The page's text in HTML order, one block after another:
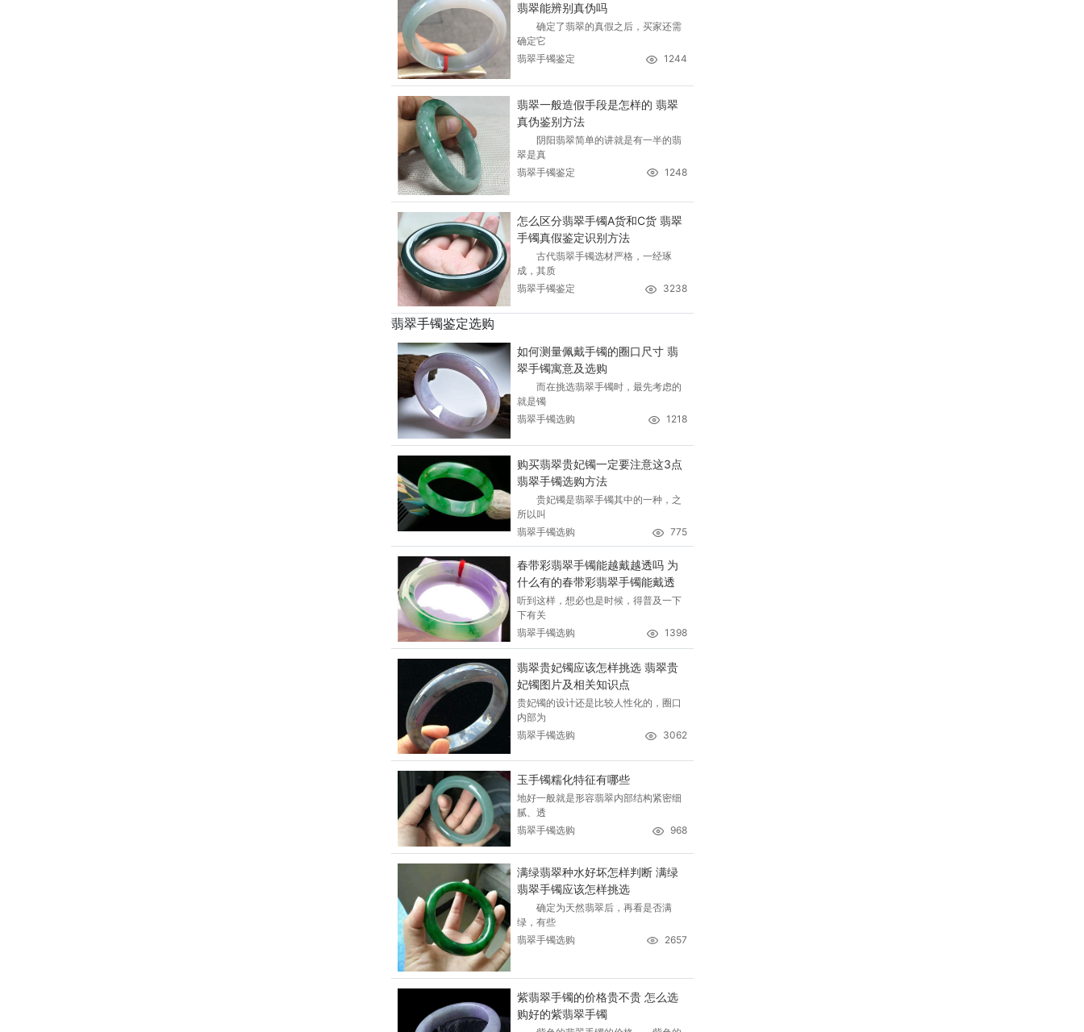
翡翠能辨别真伪吗
确定了翡翠的真假之后，买家还需
确定它
翡翠手镯鉴定
1244
翡翠一般造假手段是怎样的 翡翠
真伪鉴别方法
阴阳翡翠简单的讲就是有一半的翡
翠是真
翡翠手镯鉴定
1248
怎么区分翡翠手镯A货和C货 翡翠
手镯真假鉴定识别方法
古代翡翠手镯选材严格，一经琢
成，其质
翡翠手镯鉴定
3238
翡翠手镯鉴定选购
如何测量佩戴手镯的圈口尺寸 翡
翠手镯寓意及选购
而在挑选翡翠手镯时，最先考虑的
就是镯
翡翠手镯选购
1218
购买翡翠贵妃镯一定要注意这3点
翡翠手镯选购方法
贵妃镯是翡翠手镯其中的一种，之
所以叫
翡翠手镯选购
775
春带彩翡翠手镯能越戴越透吗 为
什么有的春带彩翡翠手镯能戴透
听到这样，想必也是时候，得普及一下
下有关
翡翠手镯选购
1398
翡翠贵妃镯应该怎样挑选 翡翠贵
妃镯图片及相关知识点
贵妃镯的设计还是比较人性化的，圈口
内部为
翡翠手镯选购
3062
玉手镯糯化特征有哪些
地好一般就是形容翡翠内部结构紧密细
腻、透
翡翠手镯选购
968
满绿翡翠种水好坏怎样判断 满绿
翡翠手镯应该怎样挑选
确定为天然翡翠后，再看是否满
绿，有些
翡翠手镯选购
2657
紫翡翠手镯的价格贵不贵 怎么选
购好的紫翡翠手镯